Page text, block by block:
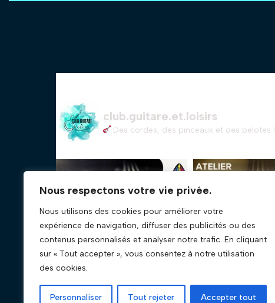
Nous respectons votre vie privée.
Nous utilisons des cookies pour améliorer votre
expérience de navigation, diffuser des publicités ou des
contenus personnalisés et analyser notre trafic. En cliquant
sur « Tout accepter », vous consentez à notre utilisation
des cookies.
Personnaliser Tout rejeter Accepter tout
club.guitare.et.loisirs
Des cordes, des pinceaux et des pelotes !